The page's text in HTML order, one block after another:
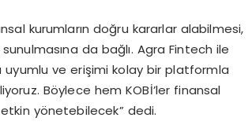
kurumların doğru kararlar alabilmesi,
da bağlı. Agra Fintech ile
ve erişimi kolay bir platformla
Böylece hem KOBİ’ler finansal
yönetebilecek” dedi.